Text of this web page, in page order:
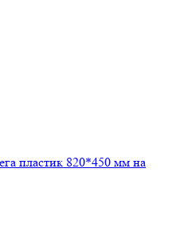
пластик 820*450 мм на